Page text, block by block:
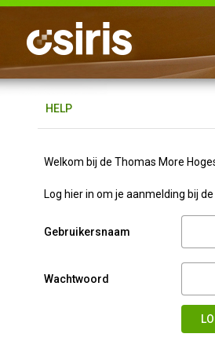
H ELP
Welkom bij de Thomas More
Log hier in om je aanmelding bij
Gebruikersnaam
Wachtwoord